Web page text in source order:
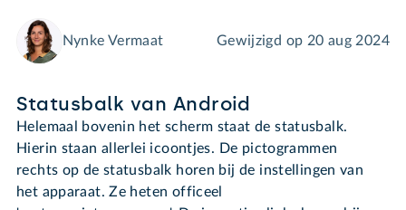
Nynke Vermaat Gewijzigd op 20 aug 2024
Statusbalk van Android
Helemaal bovenin het scherm staat de statusbalk.
Hierin staan allerlei icoontjes. De pictogrammen
rechts op de statusbalk horen bij de instellingen van
het apparaat. Ze heten officeel